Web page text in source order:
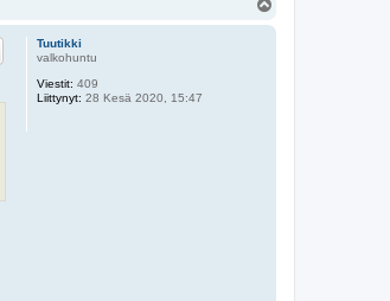
Tuutikki
valkohuntu
Viestit: 409
Liittynyt: 28 Kesä 2020, 15:47